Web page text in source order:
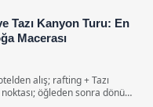
Tazı Kanyon Turu: En
Macerası
alış; rafting + Tazı
öğleden sonra dönüş)